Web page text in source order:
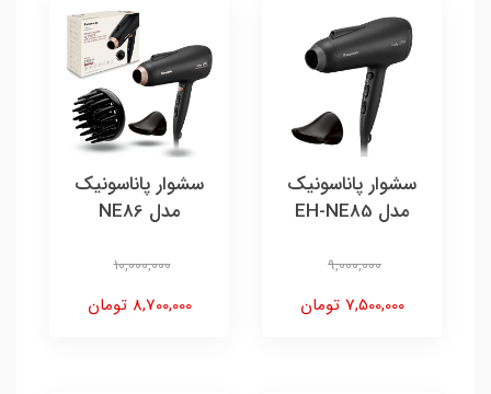
سشوار پاناسونیک
مدل EH-NE85
9,000,000
7,500,000 تومان
سشوار پاناسونیک
مدل NE86
10,000,000
8,700,000 تومان